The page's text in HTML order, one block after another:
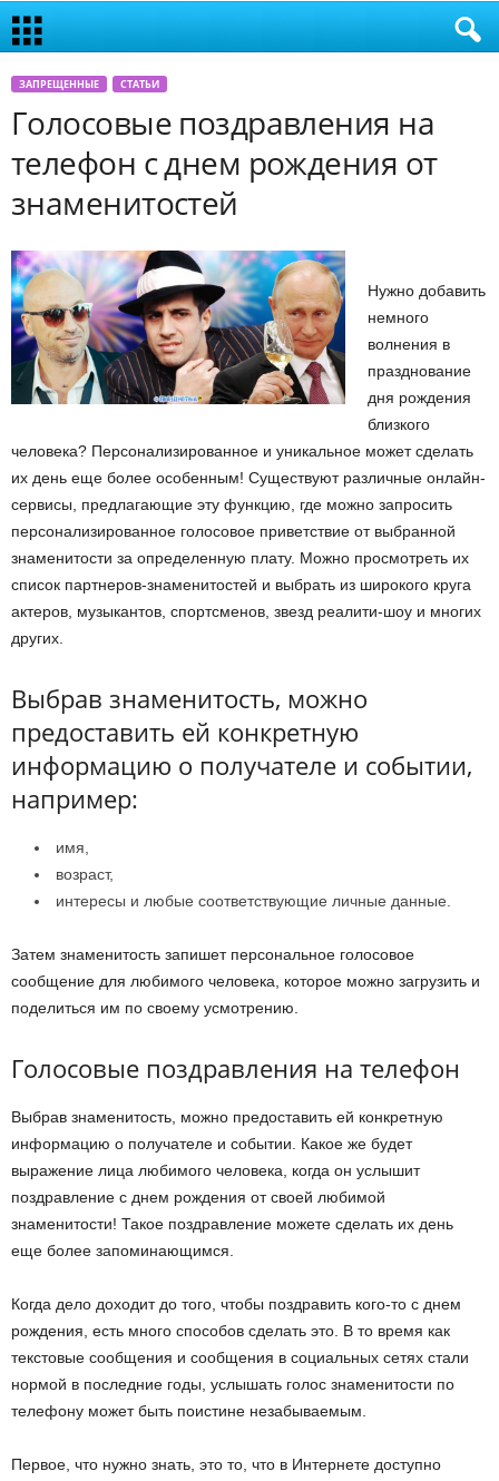
ЗАПРЕЩЕННЫЕ СТАТЬИ
Голосовые поздравления на
телефон с днем рождения от
знаменитостей
Нужно добавить
немного
волнения в
празднование
дня рождения
близкого
человека? Персонализированное и уникальное может сделать
их день еще более особенным! Существуют различные онлайн-
сервисы, предлагающие эту функцию, где можно запросить
персонализированное голосовое приветствие от выбранной
знаменитости за определенную плату. Можно просмотреть их
список партнеров-знаменитостей и выбрать из широкого круга
актеров, музыкантов, спортсменов, звезд реалити-шоу и многих
других.
Выбрав знаменитость, можно
предоставить ей конкретную
информацию о получателе и событии,
например:
имя,
возраст,
интересы и любые соответствующие личные данные.
Затем знаменитость запишет персональное голосовое
сообщение для любимого человека, которое можно загрузить и
поделиться им по своему усмотрению.
Голосовые поздравления на телефон
Выбрав знаменитость, можно предоставить ей конкретную
информацию о получателе и событии. Какое же будет
выражение лица любимого человека, когда он услышит
поздравление с днем рождения от своей любимой
знаменитости! Такое поздравление можете сделать их день
еще более запоминающимся.
Когда дело доходит до того, чтобы поздравить кого-то с днем
рождения, есть много способов сделать это. В то время как
текстовые сообщения и сообщения в социальных сетях стали
нормой в последние годы, услышать голос знаменитости по
телефону может быть поистине незабываемым.
Первое, что нужно знать, это то, что в Интернете доступно